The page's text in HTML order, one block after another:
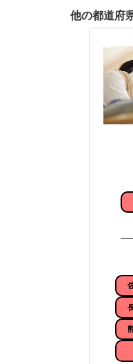
他の都道府